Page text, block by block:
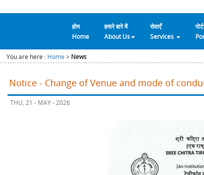
होम
Home
हमारे बारे में
About Us
सेवाएँ
Services
You are here : Home > News
Notice - Change of Venue and mode of
THU, 21 - MAY - 2026